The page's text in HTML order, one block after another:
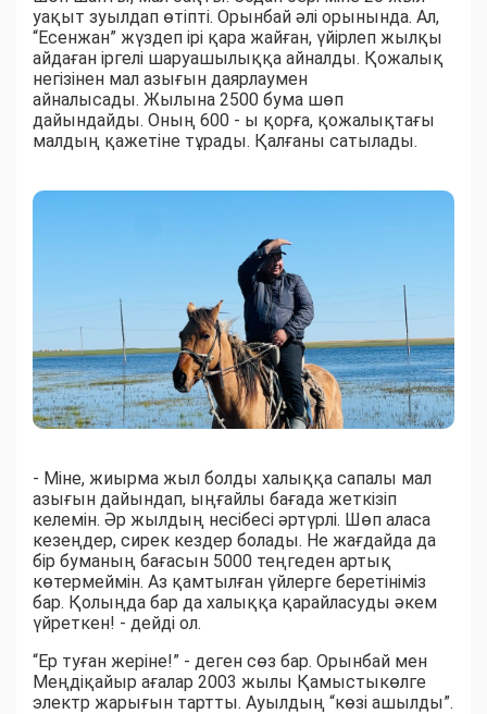
уақыт зуылдап өтіпті. Орынбай әлі орынында. Ал,
“Есенжан” жүздеп ірі қара жайған, үйірлеп жылқы
айдаған іргелі шаруашылыққа айналды. Қожалық
негізінен мал азығын даярлаумен
айналысады. Жылына 2500 бума шөп
дайындайды. Оның 600 - ы қорға, қожалықтағы
малдың қажетіне тұрады. Қалғаны сатылады.
- Міне, жиырма жыл болды халыққа сапалы мал
азығын дайындап, ыңғайлы бағада жеткізіп
келемін. Әр жылдың несібесі әртүрлі. Шөп аласа
кезеңдер, сирек кездер болады. Не жағдайда да
бір буманың бағасын 5000 теңгеден артық
көтермеймін. Аз қамтылған үйлерге беретініміз
бар. Қолыңда бар да халыққа қарайласуды әкем
үйреткен! - дейді ол.
“Ер туған жеріне!” - деген сөз бар. Орынбай мен
Меңдіқайыр ағалар 2003 жылы Қамыстыкөлге
электр жарығын тартты. Ауылдың “көзі ашылды”.